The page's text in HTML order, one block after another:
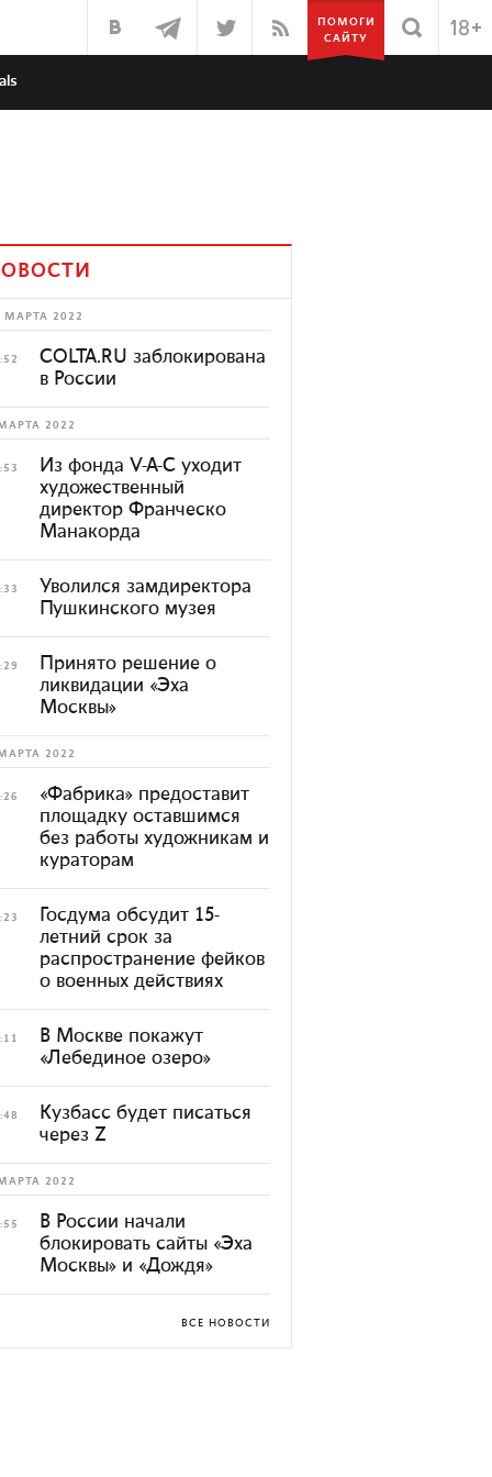
ПОМОГИ
САЙТУ
МАРТА 2022
COLTA.RU заблокирована
в России
2022
Из фонда V-A-C уходит
художественный
директор Франческо
Манакорда
Уволился замдиректора
Пушкинского музея
Принято решение о
ликвидации «Эха
Москвы»
2022
«Фабрика» предоставит
площадку оставшимся
без работы художникам и
кураторам
Госдума обсудит 15-
летний срок за
распространение фейков
о военных действиях
В Москве покажут
«Лебединое озеро»
Кузбасс будет писаться
через Z
2022
В России начали
блокировать сайты «Эха
Москвы» и «Дождя»
ВСЕ НОВОСТИ